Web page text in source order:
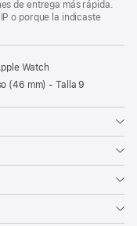
de entrega más rápida.
o porque la indicaste
Watch
(46 mm) - Talla 9